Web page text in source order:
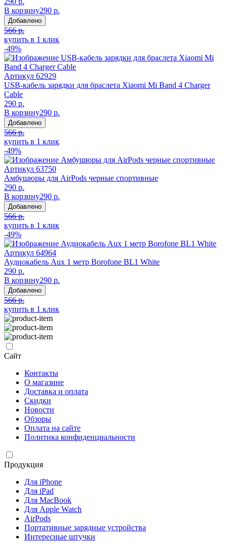
В корзину290 р.
Добавлено
566 р.
купить в 1 клик
-49%
Артикул 62929
USB-кабель зарядки для браслета Xiaomi Mi Band 4 Charger
Cable
290 р.
В корзину290 р.
Добавлено
566 р.
купить в 1 клик
-49%
Артикул 63750
Амбушюры для AirPods черные спортивные
290 р.
В корзину290 р.
Добавлено
566 р.
купить в 1 клик
-49%
Артикул 64964
Аудиокабель Aux 1 метр Borofone BL1 White
290 р.
В корзину290 р.
Добавлено
566 р.
купить в 1 клик
Сайт
Контакты
О магазине
Доставка и оплата
Скидки
Новости
Обзоры
Оплата на сайте
Политика конфиденциальности
Продукция
Для iPhone
Для iPad
Для MacBook
Для Apple Watch
AirPods
Портативные зарядные устройства
Интересные штучки